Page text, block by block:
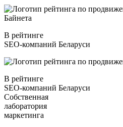
В рейтинге
SEO-компаний Беларуси
В рейтинге
SEO-компаний Беларуси
Собственная
лаборатория
маркетинга